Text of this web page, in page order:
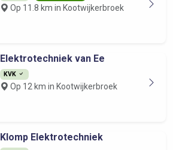
Op 11.8 km in Kootwijkerbroek
Elektrotechniek van Ee
KVK
Op 12 km in Kootwijkerbroek
Klomp Elektrotechniek